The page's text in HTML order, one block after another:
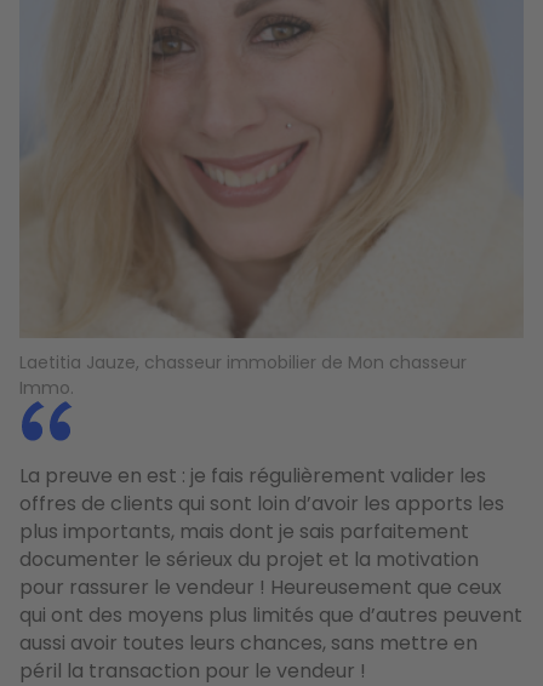
Laetitia Jauze, chasseur immobilier de Mon chasseur
Immo.
La preuve en est : je fais régulièrement valider les
offres de clients qui sont loin d’avoir les apports les
plus importants, mais dont je sais parfaitement
documenter le sérieux du projet et la motivation
pour rassurer le vendeur ! Heureusement que ceux
qui ont des moyens plus limités que d’autres peuvent
aussi avoir toutes leurs chances, sans mettre en
péril la transaction pour le vendeur !